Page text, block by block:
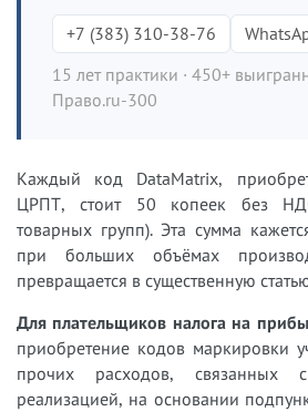
+7 (383) 310-38-76
15 лет практики · 450+
Право.ru-300
Каждый код DataMatrix,
ЦРПТ, стоит 50 копеек без
товарных групп). Эта сумма
при больших объёмах
превращается в существенную
Для плательщиков налога на
приобретение кодов маркировки
прочих расходов, связанных
реализацией, на основании